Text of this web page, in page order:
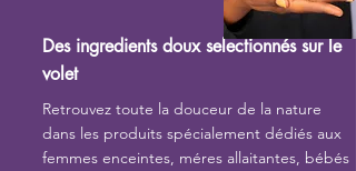
Des ingredients doux selectionnés sur le
volet
Retrouvez toute la douceur de la nature
dans les produits spécialement dédiés aux
femmes enceintes, méres allaitantes, bébés